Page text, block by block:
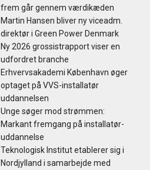
frem går gennem værdikæden
Martin Hansen bliver ny viceadm.
direktør i Green Power Denmark
Ny 2026 grossistrapport viser en
udfordret branche
Erhvervsakademi København øger
optaget på VVS-installatør
uddannelsen
Unge søger mod strømmen:
Markant fremgang på installatør-
uddannelse
Teknologisk Institut etablerer sig i
Nordjylland i samarbejde med